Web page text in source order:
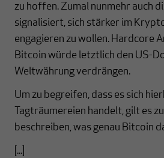
zu hoffen. Zumal nunmehr auch
signalisiert, sich stärker im
engagieren zu wollen. Hardcore
Bitcoin würde letztlich den US-
Weltwährung verdrängen.
Um zu begreifen, dass es sich
Tagträumereien handelt, gilt es
beschreiben, was genau Bitcoin
[...]